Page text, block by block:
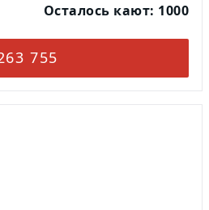
Осталось кают: 1000
755